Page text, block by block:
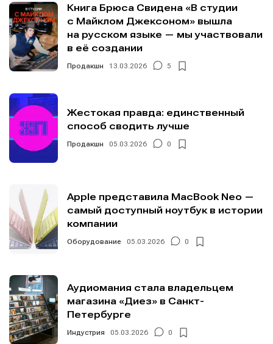
Книга Брюса Свидена «В студии
с Майклом Джексоном» вышла
на русском языке — мы участвовали
в её создании
Продакшн 13.03.2026 5
Жестокая правда: единственный
способ сводить лучше
Продакшн 05.03.2026 0
Apple представила MacBook Neo —
самый доступный ноутбук в истории
компании
Оборудование 05.03.2026 0
Аудиомания стала владельцем
магазина «Диез» в Санкт-
Петербурге
Индустрия 05.03.2026 0